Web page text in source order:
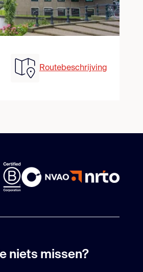
Routebeschrijving
niets missen?